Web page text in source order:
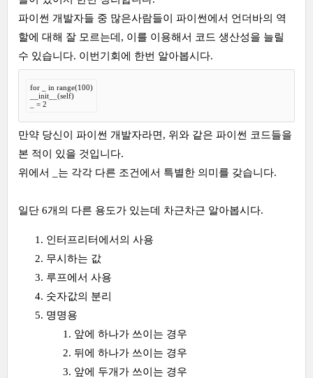
파이썬 개발자들 중 많은사람들이 파이썬에서 언더바의 역
할에 대해 잘 모르는데, 이를 이용해서 코드 생산성을 늘릴
수 있습니다. 이번기회에 한번 알아봅시다.
for _ in range(100)
__init__(self)
_ = 2
만약 당신이 파이썬 개발자라면, 위와 같은 파이썬 코드들을
본 적이 있을 것입니다.
위에서 _는 각각 다른 조건에서 특별한 의미를 갖습니다.
일단 6개의 다른 용도가 있는데 차근차근 알아봅시다.
인터프리터에서의 사용
무시하는 값
루프에서 사용
숫자값의 분리
명명용
앞에 하나가 쓰이는 경우
뒤에 하나가 쓰이는 경우
앞에 두개가 쓰이는 경우